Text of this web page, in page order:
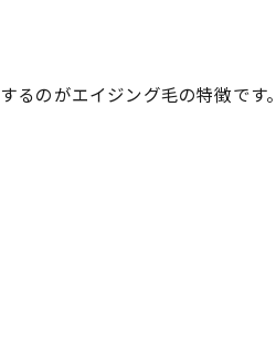
のがエイジング毛の特徴です。